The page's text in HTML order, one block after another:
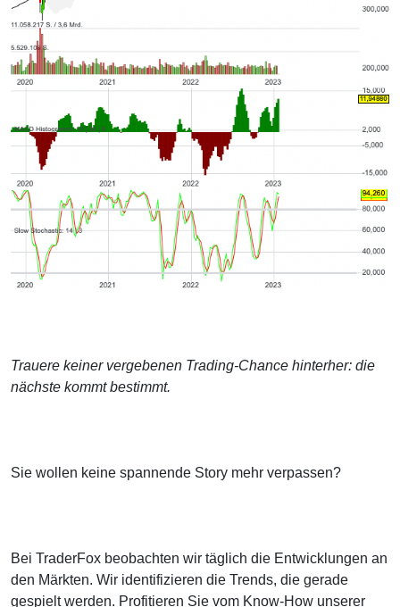
Trauere keiner vergebenen Trading-Chance hinterher: die
nächste kommt bestimmt.
Sie wollen keine spannende Story mehr verpassen?
Bei TraderFox beobachten wir täglich die Entwicklungen an
den Märkten. Wir identifizieren die Trends, die gerade
gespielt werden. Profitieren Sie vom Know-How unserer